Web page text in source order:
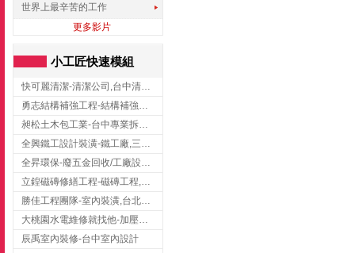
世界上最辛苦的工作
更多影片
小工匠快速模組
快可麗清潔-清潔公司,台中清潔公司,台中居家清潔
勇志結構補強工程-結構補強工程 ,桃園結構補強工程,龍潭結構補強工程
昶松土木包工業-台中專業拆除工程/挖土機出租
全興鐵工設計裝潢-鐵工廠,三峽鐵工廠,台北鐵工廠
全昇環保-廢五金回收/工廠設備收購/機械設備回收/高價收購廠房設備
立鍠磁磚修繕工程-磁磚工程,磁磚修補,新竹磁磚工程
勝佳工程團隊-室內裝潢,台北房屋裝修,三重室內裝修
大桃園水電維修就找他-加壓馬達,抽水馬達,桃園水電行,中壢水電
辰禹室內裝修-台中室內設計